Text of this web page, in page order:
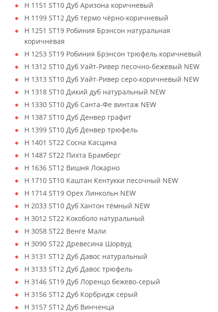
H 1151 ST10 Дуб Аризона коричневый
H 1199 ST12 Дуб термо чёрно-коричневый
H 1251 ST19 Робиния Брэнсон натуральная
коричневая
H 1253 ST19 Робиния Брэнсон трюфель коричневый
H 1312 ST10 Дуб Уайт-Ривер песочно-бежевый NEW
H 1313 ST10 Дуб Уайт-Ривер серо-коричневый NEW
H 1318 ST10 Дикий дуб натуральный NEW
H 1330 ST10 Дуб Санта-Фе винтаж NEW
H 1387 ST10 Дуб Денвер графит
H 1399 ST10 Дуб Денвер трюфель
H 1401 ST22 Сосна Касцина
H 1487 ST22 Пихта Брамберг
H 1636 ST12 Вишня Локарно
H 1710 ST10 Каштан Кентукки песочный NEW
H 1714 ST19 Орех Линкольн NEW
H 2033 ST10 Дуб Хантон тёмный NEW
H 3012 ST22 Кокоболо натуральный
H 3058 ST22 Венге Мали
H 3090 ST22 Древесина Шорвуд
H 3131 ST12 Дуб Давос натуральный
H 3133 ST12 Дуб Давос трюфель
H 3146 ST19 Дуб Лоренцо бежево-серый
H 3156 ST12 Дуб Корбридж серый
H 3157 ST12 Дуб Винченца